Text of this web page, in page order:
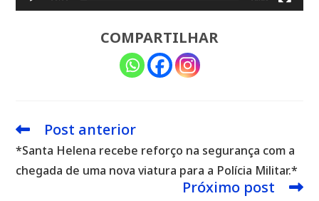
COMPARTILHAR
Leia
artigos
Post anterior
*Santa Helena recebe reforço na segurança com a
chegada de uma nova viatura para a Polícia Militar.*
Próximo post